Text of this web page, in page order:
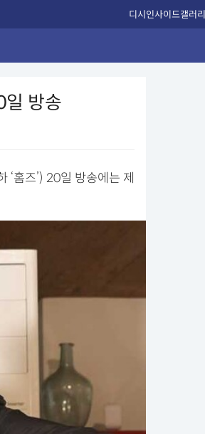
디시인사이드갤러리
일 방송
‘홈즈’) 20일 방송에는 제